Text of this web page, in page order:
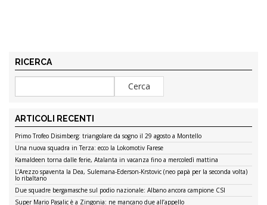
RICERCA
ARTICOLI RECENTI
Primo Trofeo Disimberg: triangolare da sogno il 29 agosto a Montello
Una nuova squadra in Terza: ecco la Lokomotiv Farese
Kamaldeen torna dalle ferie, Atalanta in vacanza fino a mercoledì mattina
L’Arezzo spaventa la Dea, Sulemana-Ederson-Krstovic (neo papà per la seconda volta)
lo ribaltano
Due squadre bergamasche sul podio nazionale: Albano ancora campione CSI
Super Mario Pasalic è a Zingonia: ne mancano due all’appello